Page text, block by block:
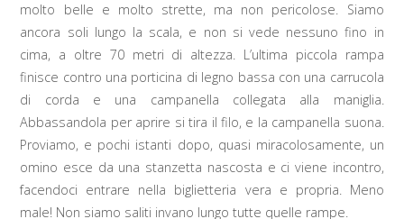
molto belle e molto strette, ma non pericolose. Siamo
ancora soli lungo la scala, e non si vede nessuno fino in
cima, a oltre 70 metri di altezza. L’ultima piccola rampa
finisce contro una porticina di legno bassa con una carrucola
di corda e una campanella collegata alla maniglia.
Abbassandola per aprire si tira il filo, e la campanella suona.
Proviamo, e pochi istanti dopo, quasi miracolosamente, un
omino esce da una stanzetta nascosta e ci viene incontro,
facendoci entrare nella biglietteria vera e propria. Meno
male! Non siamo saliti invano lungo tutte quelle rampe.